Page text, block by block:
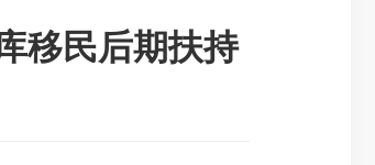
移民后期扶持